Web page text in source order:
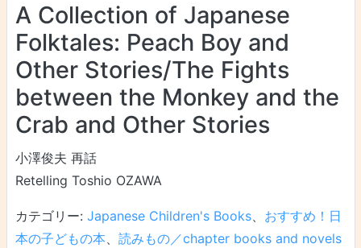
A Collection of Japanese
Folktales: Peach Boy and
Other Stories/The Fights
between the Monkey and the
Crab and Other Stories
小澤俊夫 再話
Retelling Toshio OZAWA
カテゴリー: Japanese Children's Books、 おすすめ！日
本の子どもの本、 読みもの／chapter books and novels